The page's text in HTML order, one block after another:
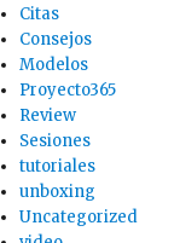
Citas
Consejos
Modelos
Proyecto365
Review
Sesiones
tutoriales
unboxing
Uncategorized